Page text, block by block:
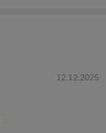
12.12.2025